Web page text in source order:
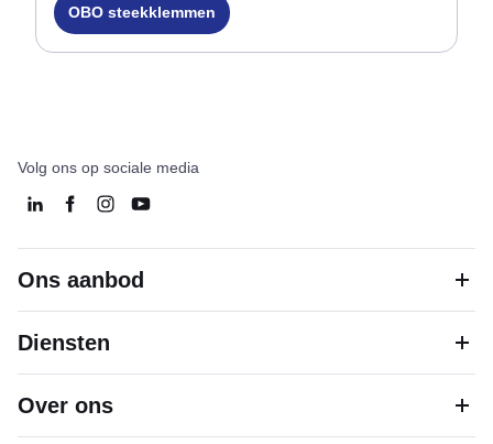
OBO steekklemmen
Volg ons op sociale media
Ons aanbod
Diensten
Over ons